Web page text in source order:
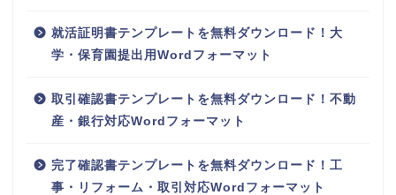
就活証明書テンプレートを無料ダウンロード！大
学・保育園提出用Wordフォーマット
取引確認書テンプレートを無料ダウンロード！不動
産・銀行対応Wordフォーマット
完了確認書テンプレートを無料ダウンロード！工
事・リフォーム・取引対応Wordフォーマット